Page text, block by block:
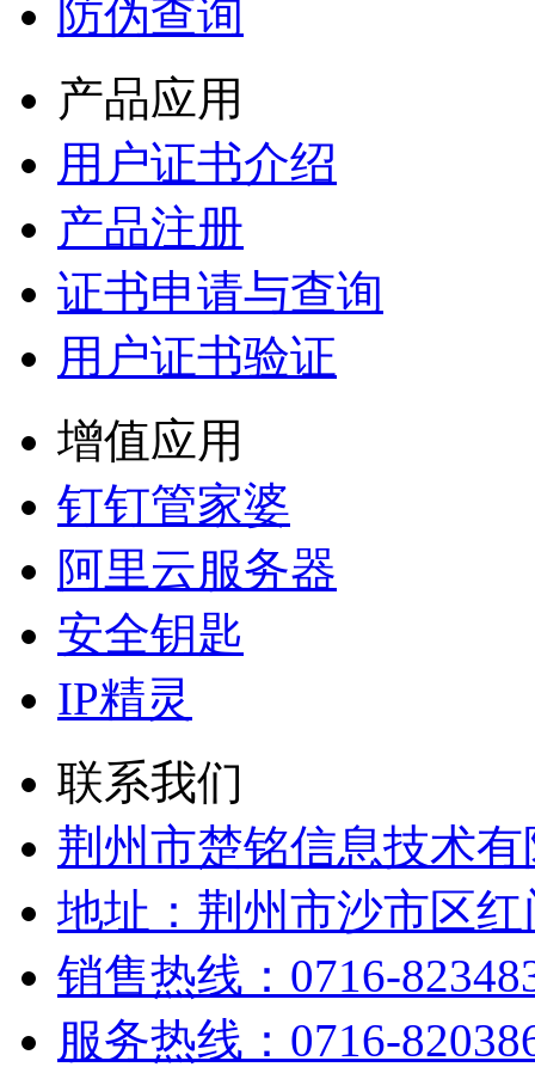
防伪查询
产品应用
用户证书介绍
产品注册
证书申请与查询
用户证书验证
增值应用
钉钉管家婆
阿里云服务器
安全钥匙
IP精灵
联系我们
荆州市楚铭信息技术
地址：荆州市沙市区
销售热线：0716-
服务热线：0716-